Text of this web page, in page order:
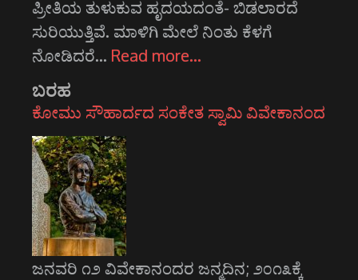
ಪ್ರೀತಿಯ ತುಳುಕುವ ಹೃದಯದಂತೆ- ಬಿಡಲಾರದೆ
ಸುರಿಯುತ್ತಿವೆ. ಮಾಳಿಗಿ ಮೇಲೆ ನಿಂತು ಕೆಳಗೆ
ನೋಡಿದರೆ… Read more…
ಬರಹ
ಕೋಮು ಸೌಹಾರ್ದದ ಸಂಕೇತ ಸ್ವಾಮಿ ವಿವೇಕಾನಂದ
ಜನವರಿ ೧೨ ವಿವೇಕಾನಂದರ ಜನ್ಮದಿನ; ೨೦೧೩ಕ್ಕೆ